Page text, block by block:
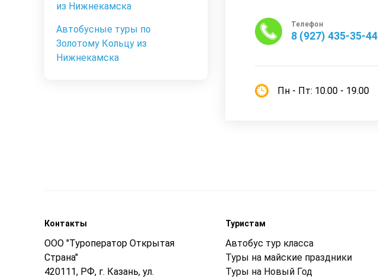
из Нижнекамска
Автобусные туры по
Золотому Кольцу из
Нижнекамска
Телефон
8 (927) 435-35-44
Пн - Пт: 10.00 - 19.00
Контакты
ООО "Туроператор Открытая
Страна"
420111, РФ, г. Казань, ул.
Туристам
Автобус тур класса
Туры на майские праздники
Туры на Новый Год